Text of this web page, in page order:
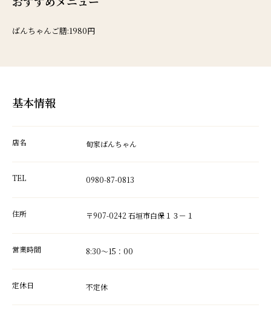
ばんちゃんご膳:1980円
基本情報
店名 旬家ばんちゃん
TEL 0980-87-0813
住所 〒907-0242 石垣市白保１３－１
営業時間 8:30～15：00
定休日 不定休